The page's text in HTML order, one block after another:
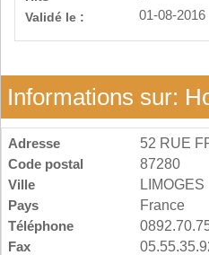
Validé le :
01-08-2016
Informations sur:
Adresse
52 RUE
Code postal
87280
Ville
LIMOGES
Pays
France
Téléphone
Fax